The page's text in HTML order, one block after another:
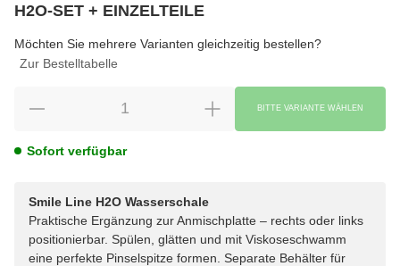
H2O-SET + EINZELTEILE
Möchten Sie mehrere Varianten gleichzeitig bestellen?
Zur Bestelltabelle
BITTE VARIANTE WÄHLEN
Sofort verfügbar
Smile Line H2O Wasserschale
Praktische Ergänzung zur Anmischplatte – rechts oder links
positionierbar. Spülen, glätten und mit Viskoseschwamm
eine perfekte Pinselspitze formen. Separate Behälter für